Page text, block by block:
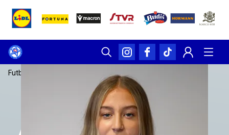
Futbalsfz.sk Simona Amrichová